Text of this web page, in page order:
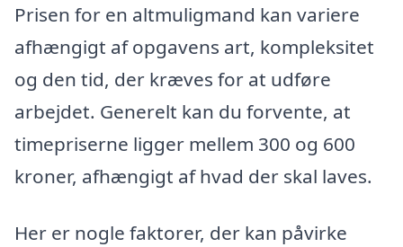
Prisen for en altmuligmand kan variere
afhængigt af opgavens art, kompleksitet
og den tid, der kræves for at udføre
arbejdet. Generelt kan du forvente, at
timepriserne ligger mellem 300 og 600
kroner, afhængigt af hvad der skal laves.
Her er nogle faktorer, der kan påvirke